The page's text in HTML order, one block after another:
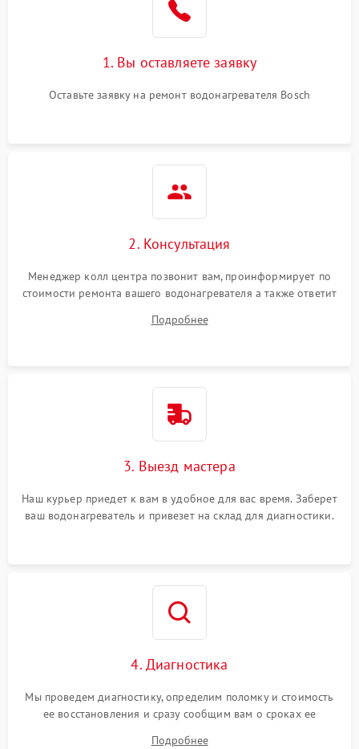
1. Вы оставляете заявку
Оставьте заявку на ремонт водонагревателя Bosch
2. Консультация
Менеджер колл центра позвонит вам, проинформирует по
стоимости ремонта вашего водонагревателя а также ответит
Подробнее
3. Выезд мастера
Наш курьер приедет к вам в удобное для вас время. Заберет
ваш водонагреватель и привезет на склад для диагностики.
4. Диагностика
Мы проведем диагностику, определим поломку и стоимость
ее восстановления и сразу сообщим вам о сроках ее
Подробнее